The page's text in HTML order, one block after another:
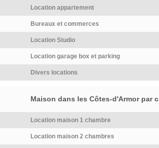
Location appartement
Bureaux et commerces
Location Studio
Location garage box et parking
Divers locations
Maison dans les Côtes-d'Armor par
Location maison 1 chambre
Location maison 2 chambres